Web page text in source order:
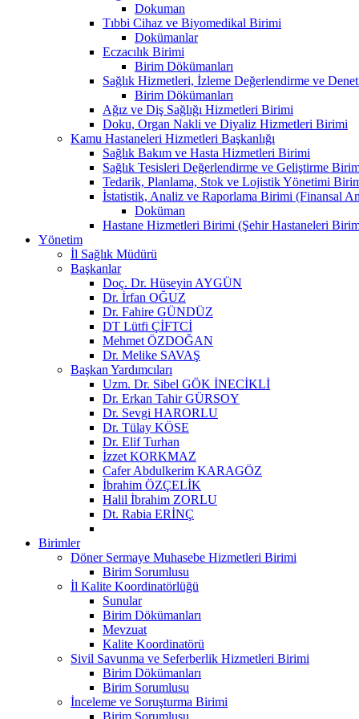
Dokuman
Tıbbi Cihaz ve Biyomedikal Birimi
Dokümanlar
Eczacılık Birimi
Birim Dökümanları
Sağlık Hizmetleri, İzleme Değerlendirme ve
Birim Dökümanları
Ağız ve Diş Sağlığı Hizmetleri Birimi
Doku, Organ Nakli ve Diyaliz Hizmetleri Birimi
Kamu Hastaneleri Hizmetleri Başkanlığı
Sağlık Bakım ve Hasta Hizmetleri Birimi
Sağlık Tesisleri Değerlendirme ve Geliştirme
Tedarik, Planlama, Stok ve Lojistik Yönetimi
İstatistik, Analiz ve Raporlama Birimi (Finansal
Doküman
Hastane Hizmetleri Birimi (Şehir Hastaneleri
Yönetim
İl Sağlık Müdürü
Başkanlar
Doç. Dr. Hüseyin AYGÜN
Dr. İrfan OĞUZ
Dr. Fahire GÜNDÜZ
DT Lütfi ÇİFTCİ
Mehmet ÖZDOĞAN
Dr. Melike SAVAŞ
Başkan Yardımcıları
Uzm. Dr. Sibel GÖK İNECİKLİ
Dr. Erkan Tahir GÜRSOY
Dr. Sevgi HARORLU
Dr. Tülay KÖSE
Dr. Elif Turhan
İzzet KORKMAZ
Cafer Abdulkerim KARAGÖZ
İbrahim ÖZÇELİK
Halil İbrahim ZORLU
Dt. Rabia ERİNÇ
Birimler
Döner Sermaye Muhasebe Hizmetleri Birimi
Birim Sorumlusu
İl Kalite Koordinatörlüğü
Sunular
Birim Dökümanları
Mevzuat
Kalite Koordinatörü
Sivil Savunma ve Seferberlik Hizmetleri Birimi
Birim Dökümanları
Birim Sorumlusu
İnceleme ve Soruşturma Birimi
Birim Sorumlusu